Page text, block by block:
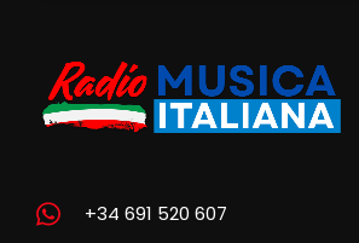
+34 691 520 607